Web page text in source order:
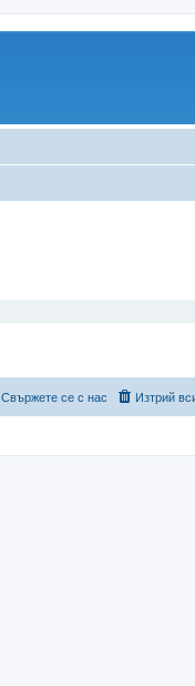
Изтрий
Свържете се с нас